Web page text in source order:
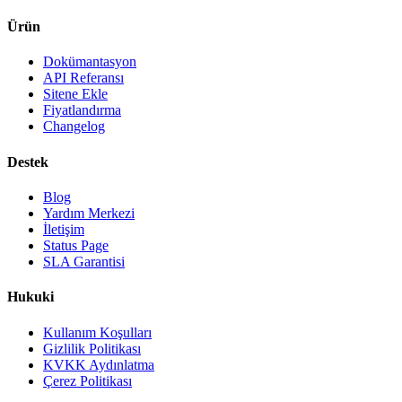
Ürün
Dokümantasyon
API Referansı
Sitene Ekle
Fiyatlandırma
Changelog
Destek
Blog
Yardım Merkezi
İletişim
Status Page
SLA Garantisi
Hukuki
Kullanım Koşulları
Gizlilik Politikası
KVKK Aydınlatma
Çerez Politikası